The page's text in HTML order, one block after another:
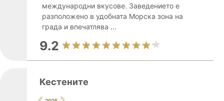
международни вкусове. Заведението е
разположено в удобната Морска зона на
града и впечатлява ...
9.2
Кестените